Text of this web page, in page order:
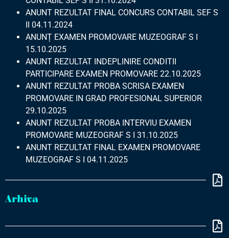
ANUNT REZULTAT FINAL CONCURS CONTABIL SEF S
II 04.11.2024
ANUNȚ EXAMEN PROMOVARE MUZEOGRAF S I
15.10.2025
ANUNT REZULTAT INDEPLINIRE CONDITII
PARTICIPARE EXAMEN PROMOVARE 22.10.2025
ANUNT REZULTAT PROBA SCRISA EXAMEN
PROMOVARE IN GRAD PROFESIONAL SUPERIOR
29.10.2025
ANUNT REZULTAT PROBA INTERVIU EXAMEN
PROMOVARE MUZEOGRAF S I 31.10.2025
ANUNT REZULTAT FINAL EXAMEN PROMOVARE
MUZEOGRAF S I 04.11.2025
Arhiva